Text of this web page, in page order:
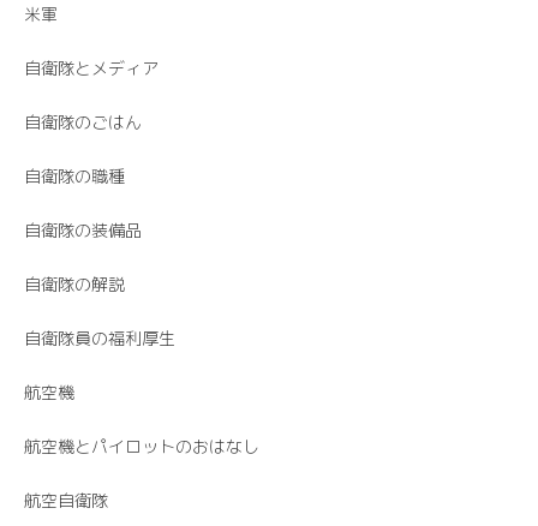
米軍
自衛隊とメディア
自衛隊のごはん
自衛隊の職種
自衛隊の装備品
自衛隊の解説
自衛隊員の福利厚生
航空機
航空機とパイロットのおはなし
航空自衛隊